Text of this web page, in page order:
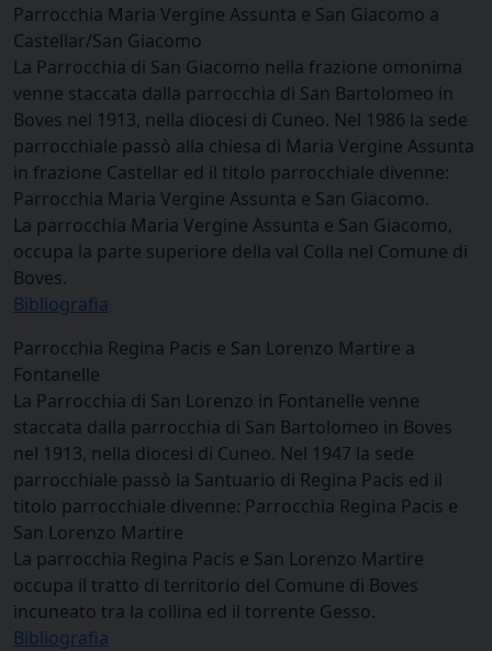
Parrocchia Maria Vergine Assunta e San Giacomo a
Castellar/San Giacomo
La Parrocchia di San Giacomo nella frazione omonima
venne staccata dalla parrocchia di San Bartolomeo in
Boves nel 1913, nella diocesi di Cuneo. Nel 1986 la sede
parrocchiale passò alla chiesa di Maria Vergine Assunta
in frazione Castellar ed il titolo parrocchiale divenne:
Parrocchia Maria Vergine Assunta e San Giacomo.
La parrocchia Maria Vergine Assunta e San Giacomo,
occupa la parte superiore della val Colla nel Comune di
Boves.
Bibliografia
Parrocchia Regina Pacis e San Lorenzo Martire a
Fontanelle
La Parrocchia di San Lorenzo in Fontanelle venne
staccata dalla parrocchia di San Bartolomeo in Boves
nel 1913, nella diocesi di Cuneo. Nel 1947 la sede
parrocchiale passò la Santuario di Regina Pacis ed il
titolo parrocchiale divenne: Parrocchia Regina Pacis e
San Lorenzo Martire
La parrocchia Regina Pacis e San Lorenzo Martire
occupa il tratto di territorio del Comune di Boves
incuneato tra la collina ed il torrente Gesso.
Bibliografia